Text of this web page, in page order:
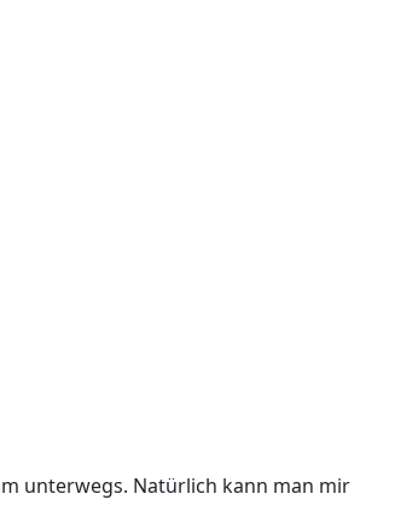
unterwegs. Natürlich kann man mir